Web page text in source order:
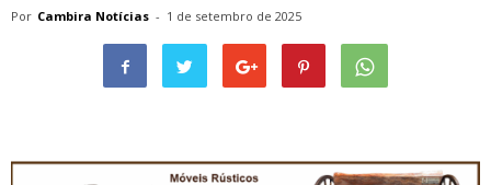
Por Cambira Notícias - 1 de setembro de 2025